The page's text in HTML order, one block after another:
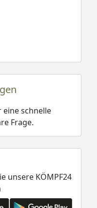
eine schnelle
Frage.
unsere KÖMPF24